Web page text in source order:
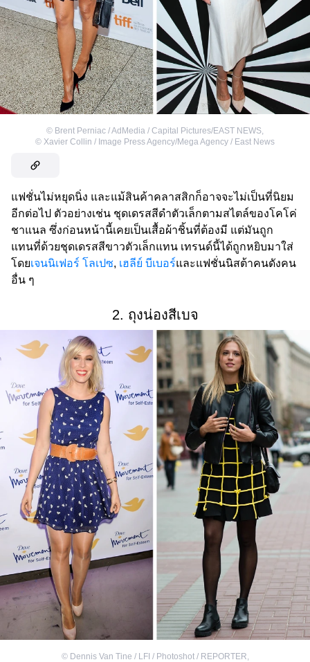
© Brent Perniac / AdMedia / Capital Pictures/EAST NEWS,
© Xavier Collin / Image Press Agency/Mega Agency / East News
แฟชั่นไม่หยุดนิ่ง และแม้สินค้าคลาสสิกก็อาจจะไม่เป็นที่นิยม
อีกต่อไป ตัวอย่างเช่น ชุดเดรสสีดำตัวเล็กตามสไตล์ของโคโค่
ชาแนล ซึ่งก่อนหน้านี้เคยเป็นเสื้อผ้าชิ้นที่ต้องมี แต่มันถูก
แทนที่ด้วยชุดเดรสสีขาวตัวเล็กแทน เทรนด์นี้ได้ถูกหยิบมาใส่
โดยเจนนิเฟอร์ โลเปซ, เฮลีย์ บีเบอร์และแฟชั่นนิสต้าคนดังคน
อื่น ๆ
2. ถุงน่องสีเบจ
© Dennis Van Tine / LFI / Photoshot / REPORTER,